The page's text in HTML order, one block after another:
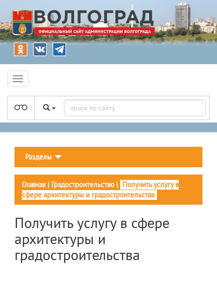
Разделы
Главная | Градостроительство | Получить услугу в
сфере архитектуры и градостроительства
Получить услугу в сфере
архитектуры и
градостроительства